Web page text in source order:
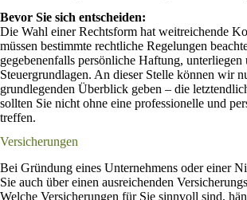
Bevor Sie sich entscheiden:
Die Wahl einer Rechtsform hat weitreichende
müssen bestimmte rechtliche Regelungen
gegebenenfalls persönliche Haftung, unterliegen
Steuergrundlagen. An dieser Stelle können wir
grundlegenden Überblick geben – die
sollten Sie nicht ohne eine professionelle und
treffen.
Versicherungen
Bei Gründung eines Unternehmens oder einer
Sie auch über einen ausreichenden
Welche Versicherungen für Sie sinnvoll sind,